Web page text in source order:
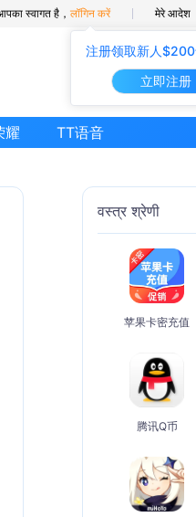
注册领取新人
立即注册
स्वागत है， लॉगिन करें मेरे आदेश
7×24घंटे
耀 TT语音
वस्त्र श्रेणी
苹果卡密充值
腾讯Q币